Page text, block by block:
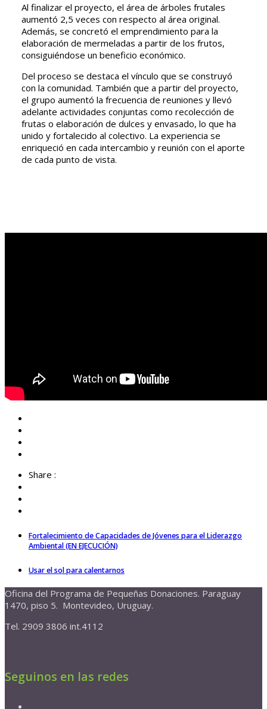
Al finalizar el proyecto, el área de árboles frutales
aumentó 2,5 veces con respecto al área original.
Además, se concretó el emprendimiento para la
elaboración de mermeladas a partir de los frutos,
consiguiéndose un beneficio económico.
Del proceso se destaca el vínculo que se construyó
con la comunidad. También que a partir del proyecto,
el grupo aumentó la frecuencia de reuniones y llevó
adelante actividades conjuntas como recolección de
frutas o elaboración de dulces y envasado, lo que ha
unido y fortalecido al colectivo. La experiencia se
enriqueció en cada intercambio y reunión con el aporte
de cada punto de vista.
Share :
Fortalecimiento de Capacidades de Jóvenes para el Liderazgo
Ambiental (EN EJECUCIÓN)
Usar el sol para calentarnos
Oficina del Programa de Pequeñas Donaciones. Paraguay
1470, piso 5. Montevideo, Uruguay.
Tel. 2909 3806 int.4112
Seguinos en las redes